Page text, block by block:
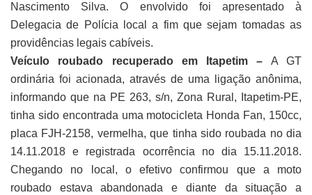
Nascimento Silva. O envolvido foi apresentado à
Delegacia de Polícia local a fim que sejam tomadas as
providências legais cabíveis.
Veículo roubado recuperado em Itapetim – A GT
ordinária foi acionada, através de uma ligação anônima,
informando que na PE 263, s/n, Zona Rural, Itapetim-PE,
tinha sido encontrada uma motocicleta Honda Fan, 150cc,
placa FJH-2158, vermelha, que tinha sido roubada no dia
14.11.2018 e registrada ocorrência no dia 15.11.2018.
Chegando no local, o efetivo confirmou que a moto
roubado estava abandonada e diante da situação a